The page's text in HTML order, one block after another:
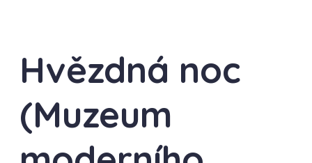
Hvězdná noc
(Muzeum